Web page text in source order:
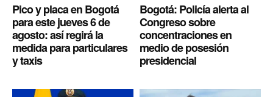
Pico y placa en Bogotá
para este jueves 6 de
agosto: así regirá la
medida para particulares
y taxis
Bogotá: Policía alerta al
Congreso sobre
concentraciones en
medio de posesión
presidencial